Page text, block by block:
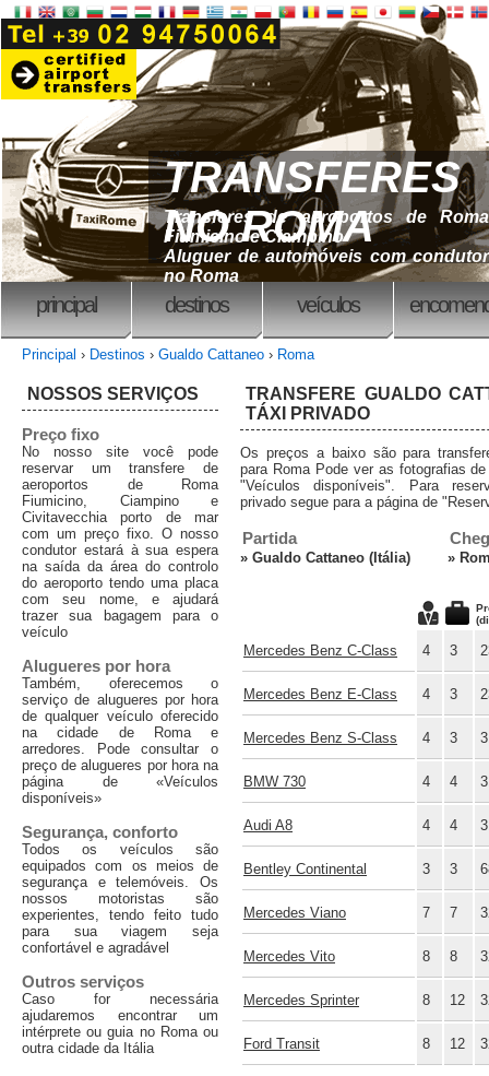
TRANSFERES
NO ROMA
Transferes de aeroportos de Roma
Fiumicino e Ciampino
Aluguer de automóveis com condutor
no Roma
principal destinos veículos
Principal › Destinos › Gualdo Cattaneo › Roma
TRANSFERE GUALDO
TÁXI PRIVADO
Os preços a baixo são para
para Roma Pode ver as fotografias
"Veículos disponíveis". Para
privado segue para a página de
Partida
» Gualdo Cattaneo (Itália) »
Mercedes Benz C-Class 4 3
Mercedes Benz E-Class 4 3
Mercedes Benz S-Class 4 3
BMW 730 4 4
Audi A8 4 4
Bentley Continental 3 3
Mercedes Viano 7 7
Mercedes Vito 8 8
Mercedes Sprinter 8 12
Ford Transit 8 12
NOSSOS SERVIÇOS
Preço fixo
No nosso site você pode
reservar um transfere de
aeroportos de Roma
Fiumicino, Ciampino e
Civitavecchia porto de mar
com um preço fixo. O nosso
condutor estará à sua espera
na saída da área do controlo
do aeroporto tendo uma placa
com seu nome, e ajudará
trazer sua bagagem para o
veículo
Alugueres por hora
Também, oferecemos o
serviço de alugueres por hora
de qualquer veículo oferecido
na cidade de Roma e
arredores. Pode consultar o
preço de alugueres por hora na
página de «Veículos
disponíveis»
Segurança, conforto
Todos os veículos são
equipados com os meios de
segurança e telemóveis. Os
nossos motoristas são
experientes, tendo feito tudo
para sua viagem seja
confortável e agradável
Outros serviços
Caso for necessária
ajudaremos encontrar um
intérprete ou guia no Roma ou
outra cidade da Itália